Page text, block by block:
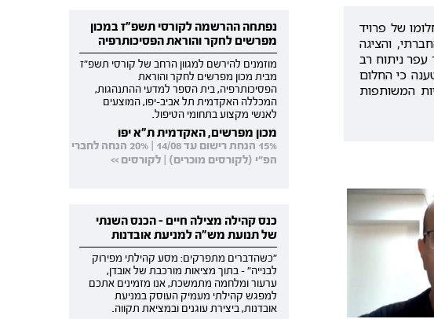
של פרויד
והציגה
עפר ניתוח רב
כי החלום
המשותפות
נפתחה ההרשמה לקורסי תשפ"ז במכון
מפרשים לחקר והוראת הפסיכותרפיה
מוזמנים להירשם למגוון הרחב של קורסי תשפ"ז
מבית מכון מפרשים לחקר והוראת
הפסיכותרפיה, בית הספר למדעי ההתנהגות,
המכללה האקדמית תל אביב-יפו, המוצעים
לאנשי מקצוע בתחומי הטיפול.
מכון מפרשים, האקדמית ת"א יפו
15% הנחת רישום עד 14/08 | 20% הנחה לחברי
הפ"י (לקורסים מוכרים) | לקורסים >>
כנס קהילה מצילה חיים - הכנס השנתי
של תנועת מש"ה למניעת אובדנות
"כשהדברים מתפרקים: מסע קהילתי מפירוק
לבנייה" - בתוך מציאות מורכבת של אובדן,
ערעור ומלחמה מתמשכת, אנו מזמינים אתכם
למפגש קהילתי מעמיק העוסק במניעת
אובדנות, ביצירת עוגנים ובמציאת תקווה.